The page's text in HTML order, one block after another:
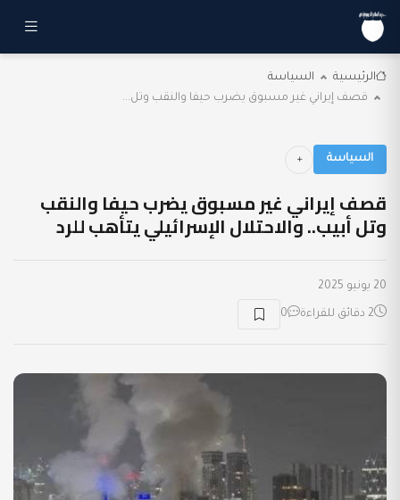
الرئيسية
السياسة
قصف إيراني غير مسبوق يضرب حيفا والنقب وتل...
السياسة
قصف إيراني غير مسبوق يضرب حيفا والنقب
وتل أبيب.. والاحتلال الإسرائيلي يتأهب للرد
20 يونيو 2025
2 دقائق للقراءة 0